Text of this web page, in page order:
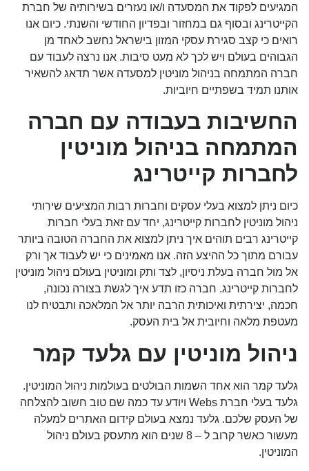
המגיעים לפקוד את המסעדה ו/או נעזרים בשירותיה של חברת
הקייטרינג ובסוף גם במחזור ובפדיון החודשי והשנתי. כיום אנו
רואים כי קצב סגירת עסקי המזון בישראל נחשב לאחד מן
הגבוהים בעולם ויש לכך לא מעט סיבות. אנו נרצה לעבוד עם
חברה המתמחה בניהול מוניטין למסעדה אשר תדאג להשאיר
אותנו תמיד בשפתיים חיוביות.
החשיבות בעבודה עם חברה
המתמחה בניהול מוניטין
לחברות קייטרינג
כיום ניתן למצוא בעלי עסקים וחברות רבות המציעים שירותי
ניהול מוניטין לחברות קייטרינג, יחד עם זאת בעלי חברות
קייטרינג רבים תוהים איך ניתן למצוא את החברה הטובה ביותר
עבורם מתוך כל ההיצע הזה. אנו מאמינים כי יש לעבוד אך ורק
אל מול חברה בעלת ניסיון, לצד ותק ומוניטין בעולם ניהול מוניטין
לחברות קייטרינג. חברה כזו תדע איך לגשת בצורה נכונה,
חכמה, יצירתית ואיכותית הרבה יותר אל המלאכה ותבטיח לנו
מעטפת מלאה וחיובית אל בית העסק.
ניהול מוניטין עם גלעד קמר
גלעד קמר הוא אחד השמות הבולטים בעולמות ניהול המוניטין.
גלעד בעלי חברת Webs ויודע עד כמה שם טוב חשוב להצלחה
של העסק שלכם. גלעד נמצא בעולם קידום האתרים למעלה
מעשור כאשר קרוב ל – 8 שנים הוא מתעסק בעולם ניהול
המוניטין.